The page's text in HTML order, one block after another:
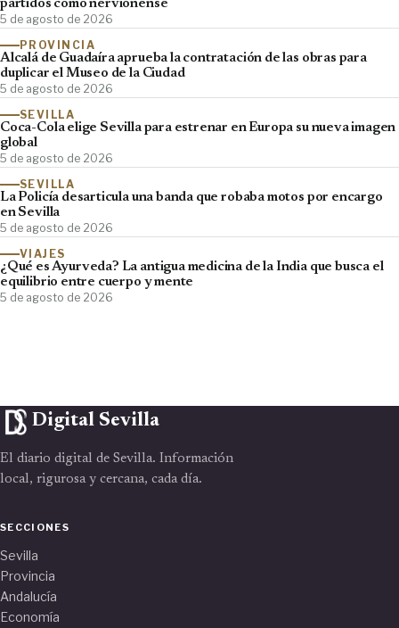
partidos como nervionense
5 de agosto de 2026
PROVINCIA
Alcalá de Guadaíra aprueba la contratación de las obras para
duplicar el Museo de la Ciudad
5 de agosto de 2026
SEVILLA
Coca-Cola elige Sevilla para estrenar en Europa su nueva imagen
global
5 de agosto de 2026
SEVILLA
La Policía desarticula una banda que robaba motos por encargo
en Sevilla
5 de agosto de 2026
VIAJES
¿Qué es Ayurveda? La antigua medicina de la India que busca el
equilibrio entre cuerpo y mente
5 de agosto de 2026
Digital Sevilla
El diario digital de Sevilla. Información
local, rigurosa y cercana, cada día.
SECCIONES
Sevilla
Provincia
Andalucía
Economía